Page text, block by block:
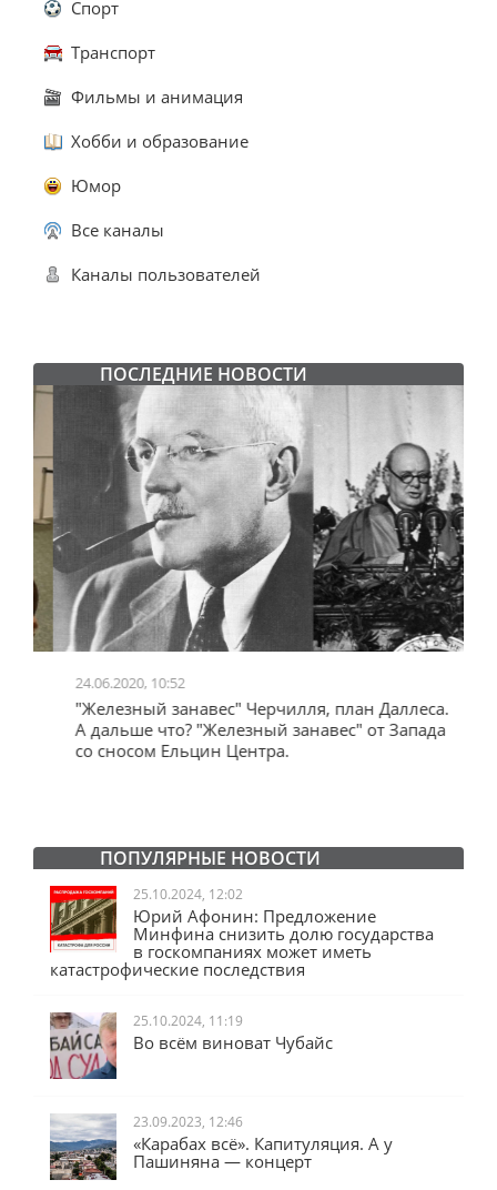
Спорт
Транспорт
Фильмы и анимация
Хобби и образование
Юмор
Все каналы
Каналы пользователей
ПОСЛЕДНИЕ НОВОСТИ
24.06.2020, 10:52
"Железный занавес" Черчилля, план Даллеса.
А дальше что? "Железный занавес" от Запада
со сносом Ельцин Центра.
ПОПУЛЯРНЫЕ НОВОСТИ
25.10.2024, 12:02
Юрий Афонин: Предложение
Минфина снизить долю государства
в госкомпаниях может иметь
катастрофические последствия
25.10.2024, 11:19
Во всём виноват Чубайс
23.09.2023, 12:46
«Карабах всё». Капитуляция. А у
Пашиняна — концерт